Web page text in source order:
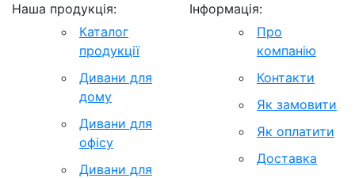
Наша продукція:
Каталог
продукції
Дивани для
дому
Дивани для
офісу
Дивани для
Інформація:
Про
компанію
Контакти
Як замовити
Як оплатити
Доставка